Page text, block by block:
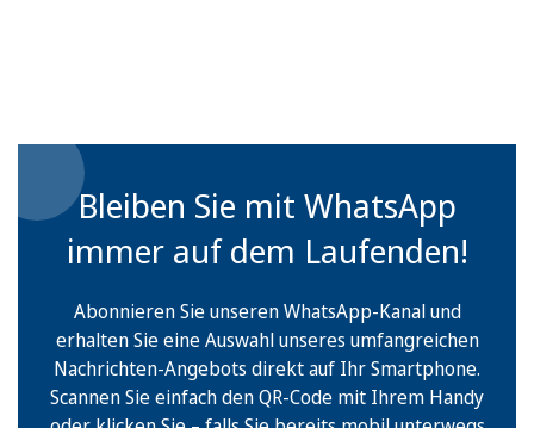
Bleiben Sie mit WhatsApp
immer auf dem Laufenden!
Abonnieren Sie unseren WhatsApp-Kanal und
erhalten Sie eine Auswahl unseres umfangreichen
Nachrichten-Angebots direkt auf Ihr Smartphone.
Scannen Sie einfach den QR-Code mit Ihrem Handy